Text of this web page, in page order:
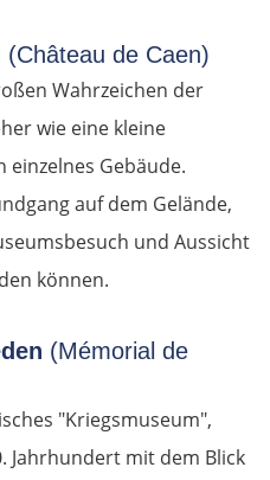
(Château de Caen)
Wahrzeichen der
wie eine kleine
einzelnes Gebäude.
auf dem Gelände,
und Aussicht
können.
(Mémorial de
"Kriegsmuseum",
Jahrhundert mit dem Blick